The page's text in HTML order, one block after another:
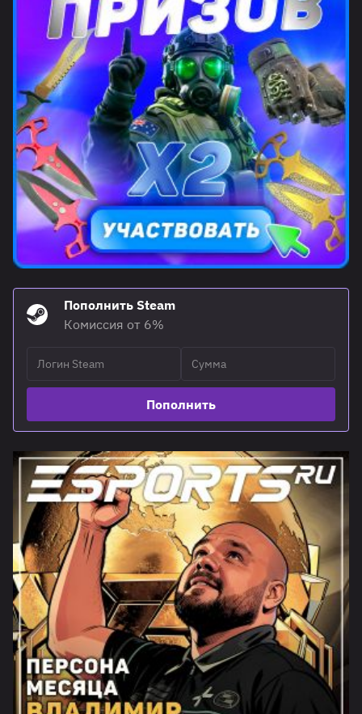
Пополнить Steam
Комиссия от 6%
Пополнить